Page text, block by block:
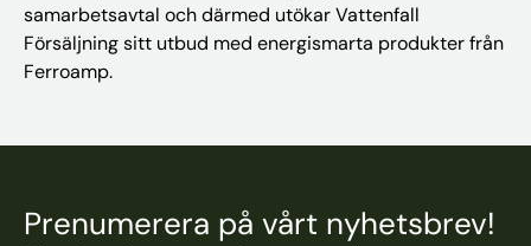
samarbetsavtal och därmed utökar Vattenfall
Försäljning sitt utbud med energismarta produkter från
Ferroamp.
Prenumerera på vårt nyhetsbrev!